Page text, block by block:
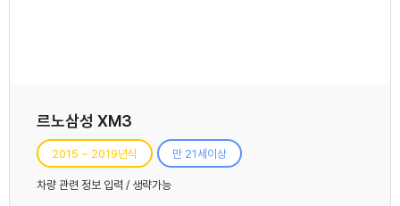
르노삼성 XM3
2015 ~ 2019년식 만 21세이상
차량 관련 정보 입력 / 생략가능